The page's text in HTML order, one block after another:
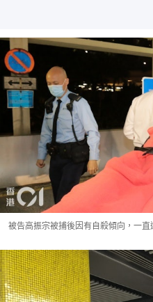
被告高振宗被捕後因有自殺傾向，一